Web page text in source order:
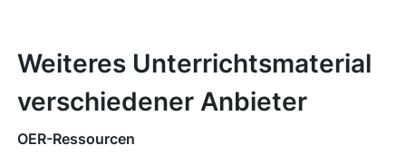
Weiteres Unterrichtsmaterial
verschiedener Anbieter
OER-Ressourcen